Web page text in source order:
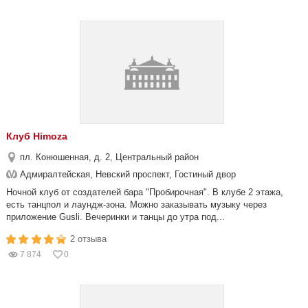
Клуб Himoza
пл. Конюшенная, д. 2, Центральный район
Адмиралтейская, Невский проспект, Гостиный двор
Ночной клуб от создателей бара "Пробирочная". В клубе 2 этажа,
есть танцпол и лаундж-зона. Можно заказывать музыку через
приложение Gusli. Вечеринки и танцы до утра под...
2 отзыва
7 874 0